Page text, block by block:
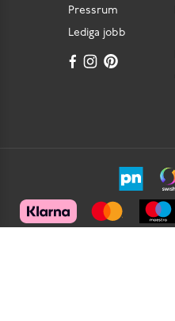
Pressrum
Lediga jobb